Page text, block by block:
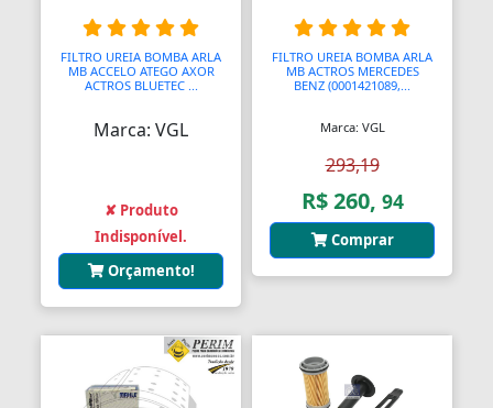
FILTRO UREIA BOMBA ARLA
MB ACCELO ATEGO AXOR
ACTROS BLUETEC ...
Marca: VGL
✘ Produto
Indisponível.
Orçamento!
FILTRO UREIA BOMBA ARLA
MB ACTROS MERCEDES
BENZ (0001421089,...
Marca: VGL
293,19
R$ 260, 94
Comprar